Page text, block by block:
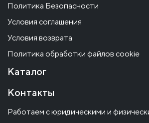
Политика Безопасности
Условия соглашения
Условия возврата
Политика обработки файлов cookie
Каталог
Контакты
Работаем с юридическими и